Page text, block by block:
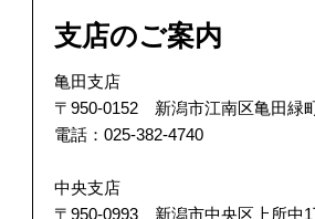
支店のご案内
亀田支店
〒950-0152 新潟市江南区亀田緑
電話：025-382-4740
中央支店
〒950-0993 新潟市中央区上所中1